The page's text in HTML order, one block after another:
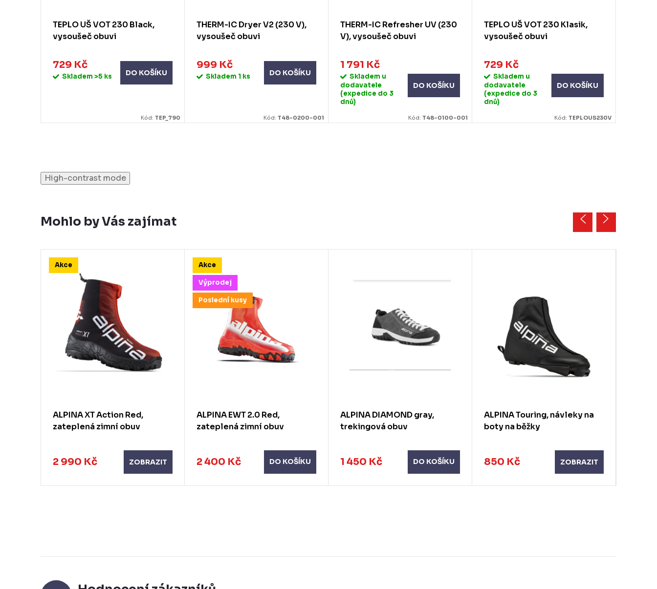
TEPLO UŠ VOT 230 Black,
vysoušeč obuvi
729 Kč
Skladem >5 ks DO KOŠÍKU
Kód: TEP_790
THERM-IC Dryer V2 (230 V),
vysoušeč obuvi
999 Kč
Skladem 1 ks DO KOŠÍKU
Kód: T48-0200-001
THERM-IC Refresher UV (230
V), vysoušeč obuvi
1 791 Kč
Skladem u
dodavatele
(expedice do 3
dnů)
DO KOŠÍKU
Kód: T48-0100-001
TEPLO UŠ VOT 230 Klasik,
vysoušeč obuvi
729 Kč
Skladem u
dodavatele
(expedice do 3
dnů)
DO KOŠÍKU
Kód: TEPLOUS230V
High-contrast mode
Mohlo by Vás zajímat
Akce
ALPINA XT Action Red,
zateplená zimní obuv
2 990 Kč ZOBRAZIT
Akce
Výprodej
Poslední kusy
ALPINA EWT 2.0 Red,
zateplená zimní obuv
2 400 Kč DO KOŠÍKU
ALPINA DIAMOND gray,
trekingová obuv
1 450 Kč DO KOŠÍKU
ALPINA Touring, návleky na
boty na běžky
850 Kč ZOBRAZIT